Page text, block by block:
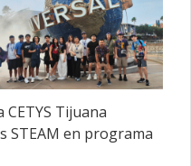
Tijuana
STEAM en programa